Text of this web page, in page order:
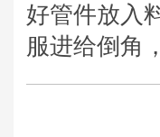
好管件放入
服进给倒角